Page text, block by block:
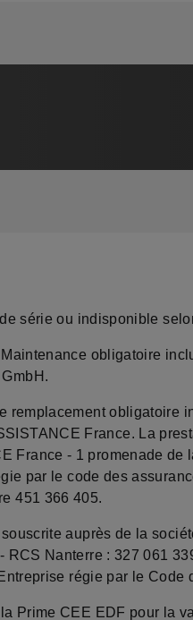
série ou indisponible
obligatoire
remplacement obligatoire
France. La
France - 1 promenade de
par le code des
451 366 405.
auprès de la
RCS Nanterre : 327 061
régie par le Code
Prime CEE EDF pour la